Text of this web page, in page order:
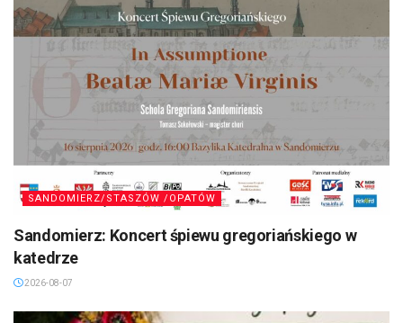
SANDOMIERZ/STASZÓW /OPATÓW
Sandomierz: Koncert śpiewu gregoriańskiego w
katedrze
2026-08-07